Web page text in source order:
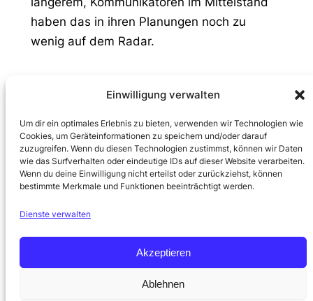
Einwilligung verwalten
Um dir ein optimales Erlebnis zu bieten, verwenden wir Technologien wie
Cookies, um Geräteinformationen zu speichern und/oder darauf
zuzugreifen. Wenn du diesen Technologien zustimmst, können wir Daten
wie das Surfverhalten oder eindeutige IDs auf dieser Website verarbeiten.
Wenn du deine Einwilligung nicht erteilst oder zurückziehst, können
bestimmte Merkmale und Funktionen beeinträchtigt werden.
Dienste verwalten
Akzeptieren
Ablehnen
haben das in ihren Planungen noch zu
wenig auf dem Radar.
Nutzen Sie die
Erkenntnisse für einen
Strategischen Korridor!
Was machen wir nun mit den Erkenntnissen
Jahresplanung, aber vieles ist naturgemäß
eben nicht planbar. Ratsam ist es daher,
Strategischen Korridor für
die Kommunikationzu definieren: